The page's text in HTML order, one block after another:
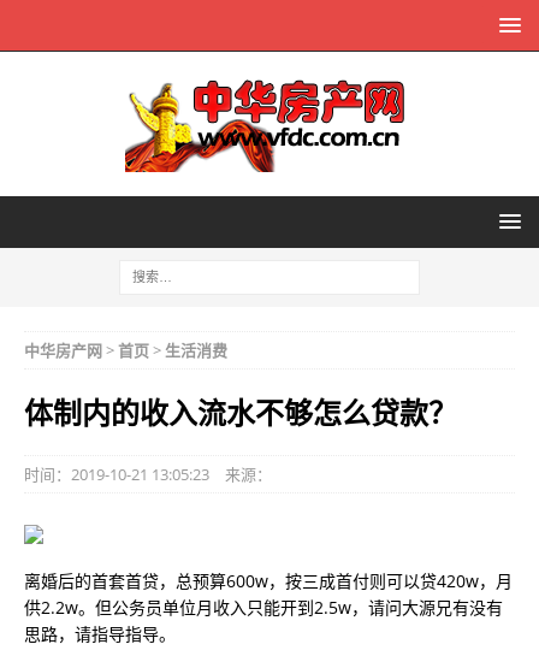
中华房产网>首页> 生活消费
体制内的收入流水不够怎么贷款？
时间：2019-10-21 13:05:23 来源：
离婚后的首套首贷，总预算600w，按三成首付则可以贷420w，月
供2.2w。但公务员单位月收入只能开到2.5w，请问大源兄有没有
思路，请指导指导。